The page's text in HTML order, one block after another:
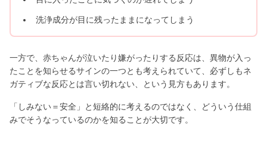
洗浄成分が目に残ったままになってしまう
一方で、赤ちゃんが泣いたり嫌がったりする反応は、異物が入っ
たことを知らせるサインの一つとも考えられていて、必ずしもネ
ガティブな反応とは言い切れない、という見方もあります。
「しみない＝安全」と短絡的に考えるのではなく、どういう仕組
みでそうなっているのかを知ることが大切です。